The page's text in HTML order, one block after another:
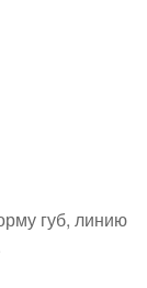
губ, линию